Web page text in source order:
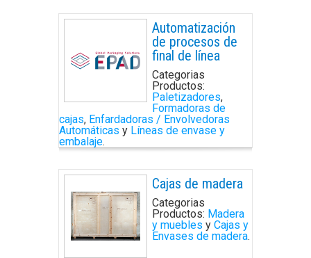
Automatización
de procesos de
final de línea
Categorias
Productos:
Paletizadores,
Formadoras de
cajas, Enfardadoras / Envolvedoras
Automáticas y Líneas de envase y
embalaje.
Cajas de madera
Categorias
Productos: Madera
y muebles y Cajas y
Envases de madera.